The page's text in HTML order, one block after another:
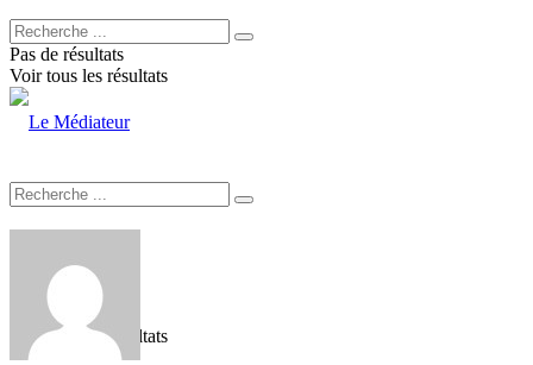
Pas de résultats
Voir tous les résultats
Pas de résultats
Voir tous les résultats